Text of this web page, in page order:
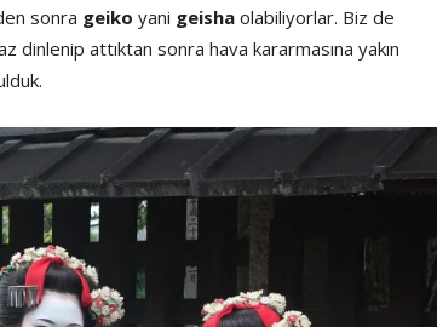
sonra geiko yani geisha olabiliyorlar. Biz de
attıktan sonra hava kararmasına yakın